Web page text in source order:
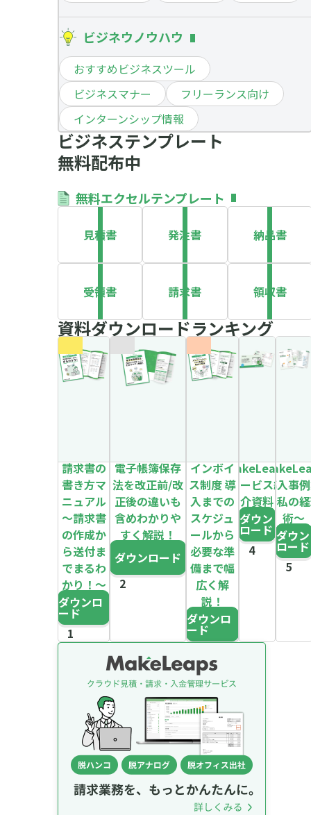
ビジネウノウハウ
おすすめビジネスツール
ビジネスマナー
フリーランス向け
インターンシップ情報
ビジネステンプレート
無料配布中
無料エクセルテンプレート
見積書 発注書 納品書
受領書 請求書 領収書
資料ダウンロードランキング
請求書の
書き方マ
ニュアル
～請求書
の作成か
ら送付ま
でまるわ
かり！～
ダウンロ
ード
電子帳簿保存
法を改正前/改
正後の違いも
含めわかりや
すく解説！
ダウンロード
インボイ
ス制度 導
入までの
スケジュ
ールから
必要な準
備まで幅
広く解
説！
ダウンロ
ード
MakeLeaps
サービス紹
介資料
ダウン
ロード
導入事
～私の
術～
ダウン
ロード